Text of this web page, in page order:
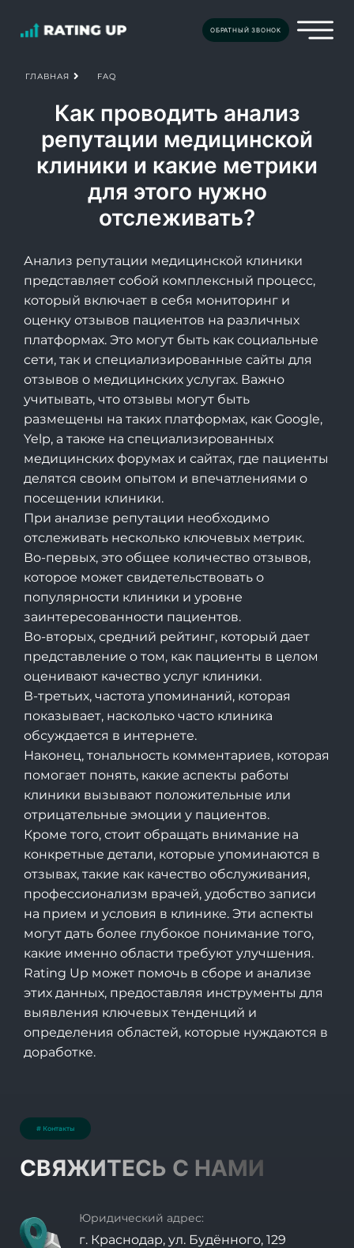
ОБРАТНЫЙ ЗВОНОК
ГЛАВНАЯ FAQ
Как проводить анализ
репутации медицинской
клиники и какие метрики
для этого нужно
отслеживать?
Анализ репутации медицинской клиники
представляет собой комплексный процесс,
который включает в себя мониторинг и
оценку отзывов пациентов на различных
платформах. Это могут быть как социальные
сети, так и специализированные сайты для
отзывов о медицинских услугах. Важно
учитывать, что отзывы могут быть
размещены на таких платформах, как Google,
Yelp, а также на специализированных
медицинских форумах и сайтах, где пациенты
делятся своим опытом и впечатлениями о
посещении клиники.
При анализе репутации необходимо
отслеживать несколько ключевых метрик.
Во-первых, это общее количество отзывов,
которое может свидетельствовать о
популярности клиники и уровне
заинтересованности пациентов.
Во-вторых, средний рейтинг, который дает
представление о том, как пациенты в целом
оценивают качество услуг клиники.
В-третьих, частота упоминаний, которая
показывает, насколько часто клиника
обсуждается в интернете.
Наконец, тональность комментариев, которая
помогает понять, какие аспекты работы
клиники вызывают положительные или
отрицательные эмоции у пациентов.
Кроме того, стоит обращать внимание на
конкретные детали, которые упоминаются в
отзывах, такие как качество обслуживания,
профессионализм врачей, удобство записи
на прием и условия в клинике. Эти аспекты
могут дать более глубокое понимание того,
какие именно области требуют улучшения.
Rating Up может помочь в сборе и анализе
этих данных, предоставляя инструменты для
выявления ключевых тенденций и
определения областей, которые нуждаются в
доработке.
# Контакты
СВЯЖИТЕСЬ С НАМИ
Юридический адрес:
г. Краснодар, ул. Будённого, 129